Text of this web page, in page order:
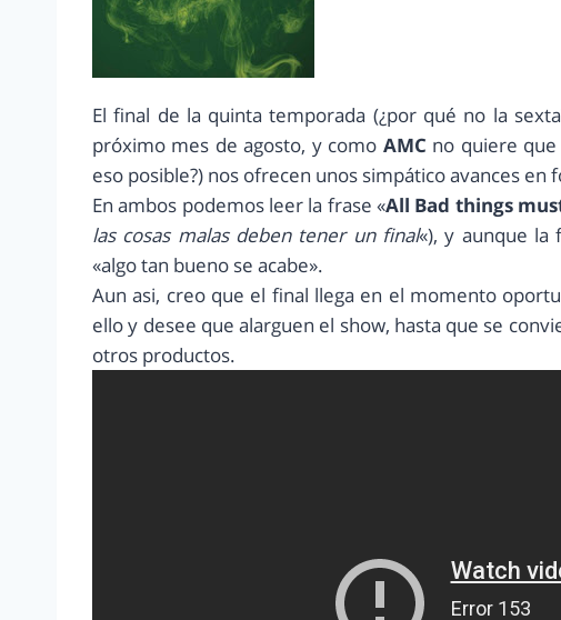
El final de la quinta temporada (¿por qué no la
próximo mes de agosto, y como AMC no quiere
eso posible?) nos ofrecen unos simpático avances
En ambos podemos leer la frase «All Bad things
las cosas malas deben tener un final«), y aunque la
«algo tan bueno se acabe».
Aun asi, creo que el final llega en el momento
ello y desee que alarguen el show, hasta que se
otros productos.